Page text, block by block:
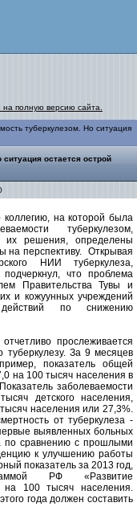
на полную версию сайта.
туберкулезом. Но ситуация
остается острой
коллегию, на которой была
туберкулезом,
решения, определены
на перспективу. Открывая
НИИ туберкулеза,
что проблема
Правительства Тувы и
и кожуунных учреждений
по снижению
прослеживается
туберкулезу. За 9 месяцев
показатель общей
на 100 тысяч населения в
заболеваемости
детского населения,
населения или 27,3%.
от туберкулеза -
выявленных больных
по сравнению с прошлыми
к улучшению работы
показатель за 2013 год,
РФ «Развитие
на 100 тысяч населения.
года должен составить